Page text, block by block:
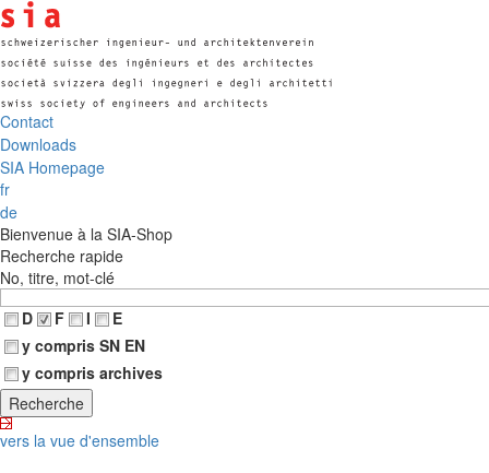
Contact
Downloads
SIA Homepage
fr
de
Bienvenue à la SIA-Shop
Recherche rapide
No, titre, mot-clé
D
F I
E
y compris SN EN
y compris archives
vers la vue d'ensemble